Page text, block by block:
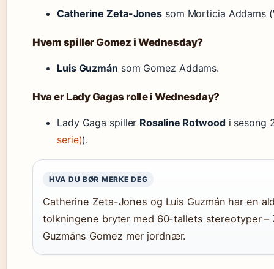
Catherine Zeta-Jones som Morticia Addams
Hvem spiller Gomez i Wednesday?
Luis Guzmán som Gomez Addams.
Hva er Lady Gagas rolle i Wednesday?
Lady Gaga spiller Rosaline Rotwoodi sesong
serie)).
HVA DU BØR MERKE DEG
Catherine Zeta-Jones og Luis Guzmán har en
tolkningene bryter med 60-tallets stereotyper –
Guzmáns Gomez mer jordnær.